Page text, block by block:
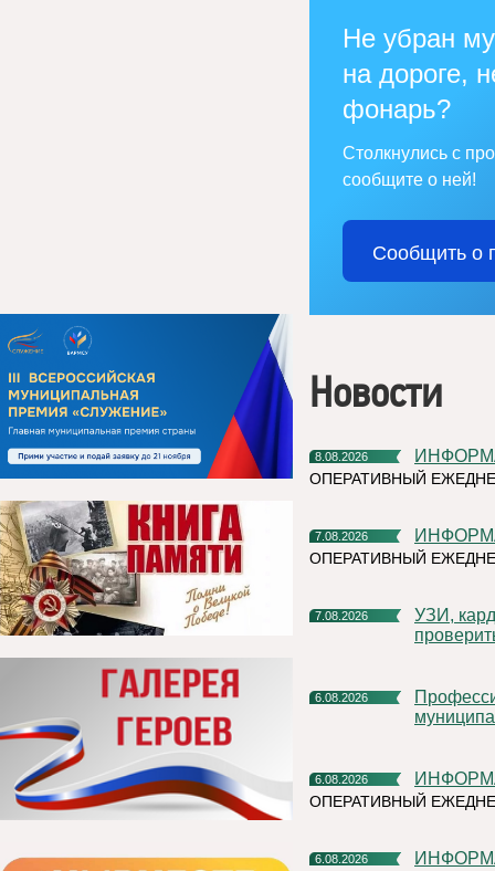
Не убран
на дороге,
фонарь?
Столкнулись с
сообщите о ней!
Сообщить о
Новости
8.08.2026
ОПЕРАТИВНЫЙ
7.08.2026
ОПЕРАТИВНЫЙ
7.08.2026
УЗИ, кардиочек-ап и флюорограф: что можно успеть
6.08.2026
Профессиональное развитие в цифровом университете
6.08.2026
ОПЕРАТИВНЫЙ
6.08.2026